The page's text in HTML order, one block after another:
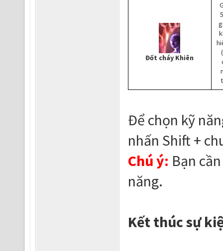
Đốt cháy Khiên
Để chọn kỹ
nhấn Shift +
Chú ý: Bạn
năng.
Kết thúc sự